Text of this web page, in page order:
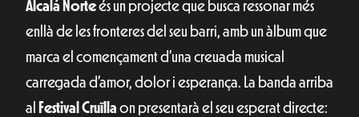
Alcalá Norteés un projecte que busca ressonar més
enllà de les fronteres del seu barri, amb un àlbum que
marca el començament d’una creuada musical
carregada d’amor, dolor i esperança. La banda arriba
al Festival Cruïlla on presentarà el seu esperat directe: